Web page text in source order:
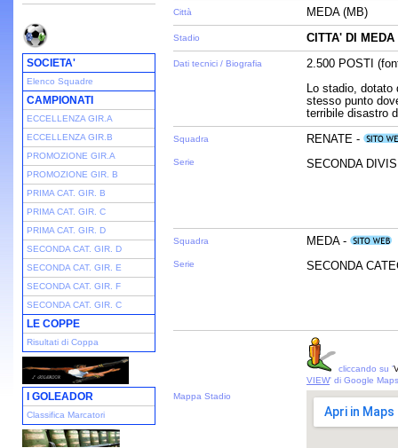
SOCIETA'
Elenco Squadre
CAMPIONATI
ECCELLENZA GIR.A
ECCELLENZA GIR.B
PROMOZIONE GIR.A
PROMOZIONE GIR. B
PRIMA CAT. GIR. B
PRIMA CAT. GIR. C
PRIMA CAT. GIR. D
SECONDA CAT. GIR. D
SECONDA CAT. GIR. E
SECONDA CAT. GIR. F
SECONDA CAT. GIR. C
LE COPPE
Risultati di Coppa
I GOLEADOR
Classifica Marcatori
Città MEDA (MB)
Stadio CITTA' DI MEDA
Dati tecnici / Biografia
2.500 POSTI
Lo stadio,
stesso punto
terribile disastro
Squadra
Serie
RENATE -
SECONDA
Squadra
Serie
MEDA -
SECONDA
cliccando su '
VIEW' di Google Maps
Mappa Stadio